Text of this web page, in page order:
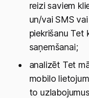
reizi saviem
un/vai SMS
piekrišanu Tet
saņemšanai;
analizēt Tet
mobilo
to